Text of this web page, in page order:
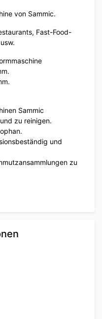
von Sammic.
Fast-Food-
Sammic
zu reinigen.
und
zu